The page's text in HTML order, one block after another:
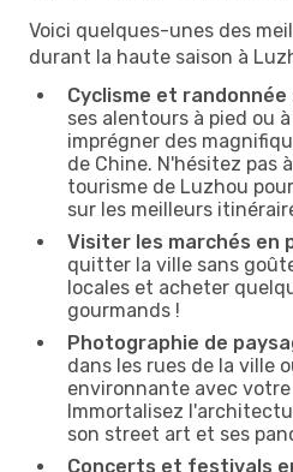
Voici quelques-unes des
durant la haute saison à
Cyclisme et randonnée
ses alentours à pied ou
imprégner des
de Chine. N'hésitez pas
tourisme de Luzhou
sur les meilleurs
Visiter les marchés en
quitter la ville sans
locales et acheter
gourmands !
Photographie de
dans les rues de la ville
environnante avec
Immortalisez
son street art et ses
Concerts et festivals